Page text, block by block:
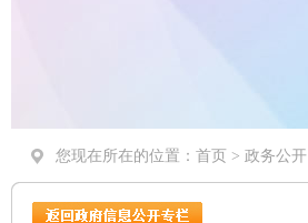
您现在所在的位置： 首页 > 政务公开